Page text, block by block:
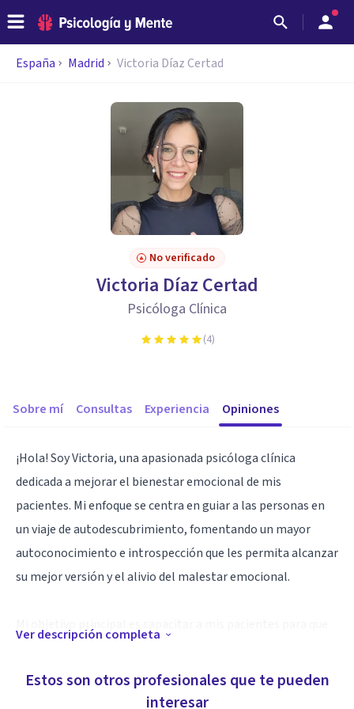
España Madrid Victoria Díaz Certad
No verificado
Victoria Díaz Certad
Psicóloga Clínica
(4)
Sobre mí Consultas Experiencia Opiniones
¡Hola! Soy Victoria, una apasionada psicóloga clínica
dedicada a mejorar el bienestar emocional de mis
pacientes. Mi enfoque se centra en guiar a las personas en
un viaje de autodescubrimiento, fomentando un mayor
autoconocimiento e introspección que les permita alcanzar
su mejor versión y el alivio del malestar emocional.
personal y en la superación de los desafíos de la vida.
Ver descripción completa
Estos son otros profesionales que te pueden
interesar